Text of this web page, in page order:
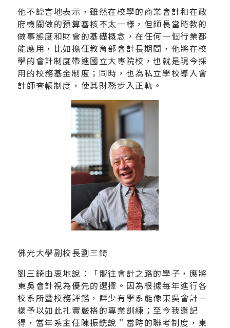
他不諱言地表示，雖然在校學的商業會計和在政
府機關做的預算審核不太一樣，但師長當時教的
做事態度和財會的基礎概念，在任何一個行業都
能應用，比如擔任教育部會計長期間，他將在校
學的會計制度帶進國立大專院校，也就是現今採
用的校務基金制度；同時，也為私立學校導入會
計師查帳制度，使其財務步入正軌。
佛光大學副校長劉三錡
劉三錡由衷地說：「嚮往會計之路的學子，應將
東吳會計視為優先的選擇。因為根據每年進行各
校系所暨校務評鑑，鮮少有學系能像東吳會計一
樣予以如此扎實嚴格的專業訓練；至今我還記
得，當年系主任陳振銑說＂當時的聯考制度，東